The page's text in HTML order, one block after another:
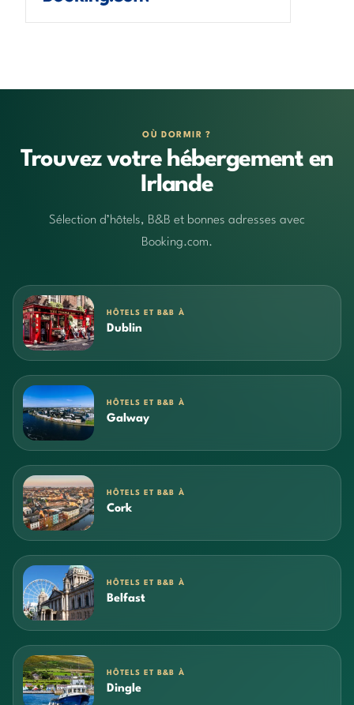
OÙ DORMIR ?
Trouvez votre hébergement en
Irlande
Sélection d’hôtels, B&B et bonnes adresses avec
Booking.com.
HÔTELS ET B&B À
Dublin
HÔTELS ET B&B À
Galway
HÔTELS ET B&B À
Cork
HÔTELS ET B&B À
Belfast
HÔTELS ET B&B À
Dingle